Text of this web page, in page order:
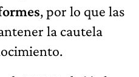
, por lo que las
la cautela